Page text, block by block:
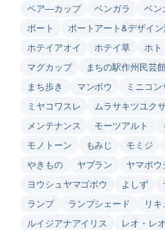
ペア―カップ
ベンガラ ベン
ポート
ポートアート&デザイ
ホテイアオイ
ホテイ草 ホト
マグカップ
まちの駅作州民芸
まち歩き
マンボウ ミニコン
ミヤコワスレ
ムラサキツユクサ
メンテナンス
モーツアルト
モノトーン
もみじ モミジ
やきもの
ヤブラン ヤマボウ
ヨウシュヤマゴボウ
よしず
ランプ
ランプシェード
リ
ルイジアナアイリス
レオ・レ